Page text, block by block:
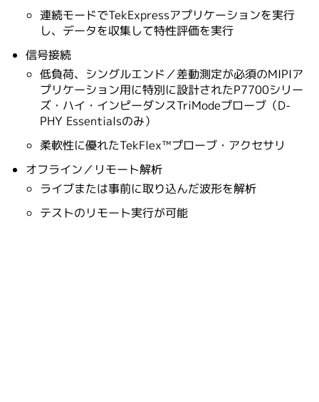
連続モードでTekExpressアプリケーションを実行
し、データを収集して特性評価を実行
信号接続
低負荷、シングルエンド／差動測定が必須のMIPIア
プリケーション用に特別に設計されたP7700シリー
ズ・ハイ・インピーダンスTriModeプローブ（D-
PHY Essentialsのみ）
柔軟性に優れたTekFlex™プローブ・アクセサリ
オフライン／リモート解析
ライブまたは事前に取り込んだ波形を解析
テストのリモート実行が可能